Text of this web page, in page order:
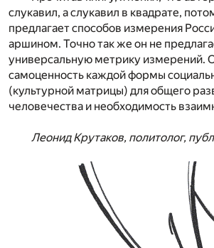
слукавил, а слукавил в квадрате,
предлагает способов измерения
аршином. Точно так же он не
универсальную метрику измерений.
самоценность каждой формы
(культурной матрицы) для общего
человечества и необходимость
Леонид Крутаков, политолог,